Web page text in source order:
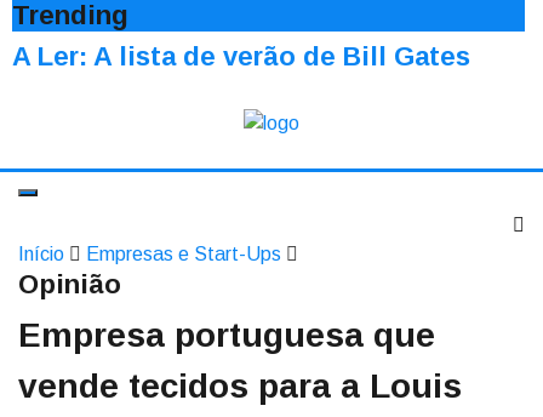
Trending
A Ler: A lista de verão de Bill Gates
Início Empresas e Start-Ups
Opinião
Empresa portuguesa que
vende tecidos para a Louis